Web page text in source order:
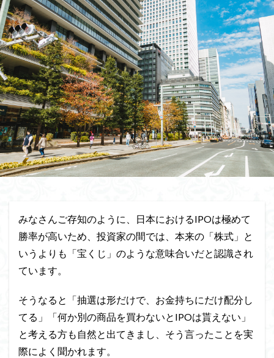
みなさんご存知のように、日本におけるIPOは極めて
勝率が高いため、投資家の間では、本来の「株式」と
いうよりも「宝くじ」のような意味合いだと認識され
ています。
そうなると「抽選は形だけで、お金持ちにだけ配分し
てる」「何か別の商品を買わないとIPOは貰えない」
と考える方も自然と出てきまし、そう言ったことを実
際によく聞かれます。